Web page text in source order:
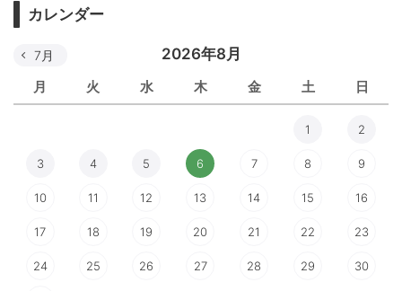
カレンダー
2026年8月
月 火 水 木 金 土 日
7月
1 2
3 4 5 6 7 8 9
10 11 12 13 14 15 16
17 18 19 20 21 22 23
24 25 26 27 28 29 30